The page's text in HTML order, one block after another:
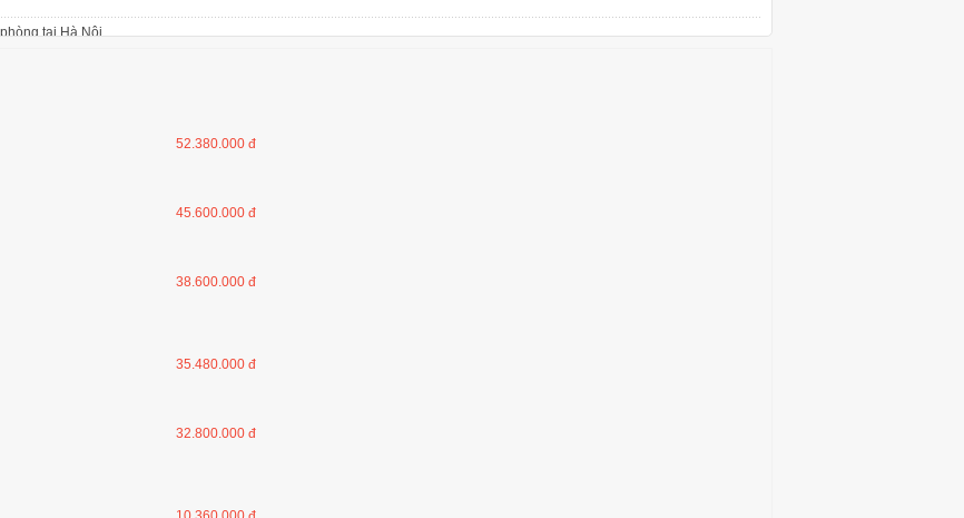
52.380.000 đ
45.600.000 đ
38.600.000 đ
35.480.000 đ
32.800.000 đ